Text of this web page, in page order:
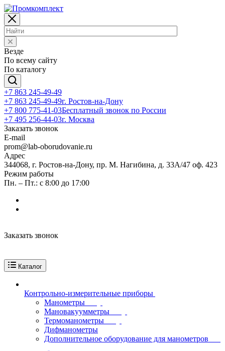
Везде
По всему сайту
По каталогу
+7 863 245-49-49
+7 863 245-49-49г. Ростов-на-Дону
+7 800 775-41-03Бесплатный звонок по России
+7 495 256-44-03г. Москва
Заказать звонок
E-mail
prom@lab-oborudovanie.ru
Адрес
344068, г. Ростов-на-Дону, пр. М. Нагибина, д. 33А/47 оф. 423
Режим работы
Пн. – Пт.: с 8:00 до 17:00
Заказать звонок
Каталог
Контрольно-измерительные приборы
Манометры
Мановакуумметры
Термоманометры
Дифманометры
Дополнительное оборудование для манометров